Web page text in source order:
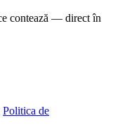
contează — direct în
Politica de